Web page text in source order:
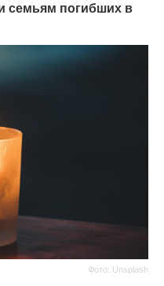
семьям погибших в
Фото: Unsplash